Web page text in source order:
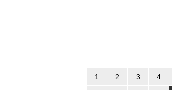
1 2 3 4